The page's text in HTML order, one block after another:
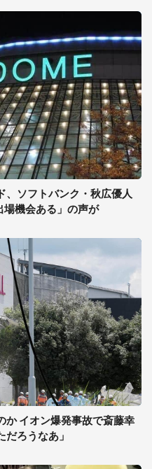
、ソフトバンク・秋広優人
場機会ある」の声が
か イオン爆発事故で斎藤幸
ろうなあ」